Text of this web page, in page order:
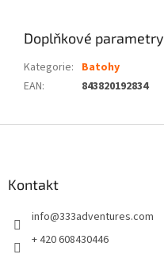
Doplňkové parametry
Kategorie: Batohy
EAN: 843820192834
Kontakt
info@333adventures.com
+ 420 608430446